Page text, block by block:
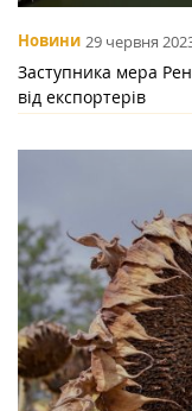
Новини 29 червня
Заступника мера
від експортерів